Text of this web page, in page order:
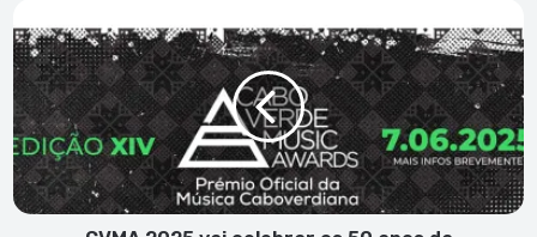
2025
vai
celebrar
os
50
anos
da
independência